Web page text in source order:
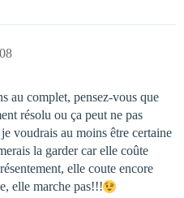
au complet, pensez-vous que
résolu ou ça peut ne pas
voudrais au moins être certaine
la garder car elle coûte
elle coute encore
elle marche pas!!!